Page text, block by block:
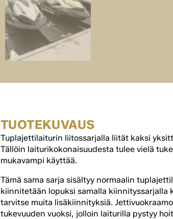
TUOTEKUVAUS
Tuplajettilaiturin liitossarjalla liität kaksi
Tällöin laiturikokonaisuudesta tulee vielä
mukavampi käyttää.
Tämä sama sarja sisältyy normaalin
kiinnitetään lopuksi samalla
tarvitse muita lisäkiinnityksiä.
tukevuuden vuoksi, jolloin laiturilla pystyy